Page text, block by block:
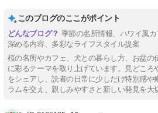
このブログのここがポイント
季節の名所情報、ハワイ風
深める内容、多彩なライフスタイル提案
桜の名所やカフェ、犬との暮らし方、お盆の
に彩るテーマを取り上げています。見どころ
をシェアし、読者の日常に少しだけ特別感や
ラムを交え、親しみやすさと新しい発見を大